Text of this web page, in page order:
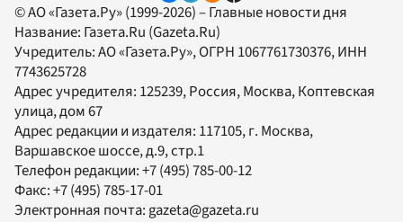
© АО «Газета.Ру» (1999-2026) – Главные новости дня
Название: Газета.Ru (Gazeta.Ru)
Учредитель:АО «Газета.Ру», ОГРН 1067761730376, ИНН
7743625728
Адрес учредителя: 125239, Россия, Москва, Коптевская
улица, дом 67
Адрес редакции и издателя: 117105, г. Москва,
Варшавское шоссе, д.9, стр.1
Телефон редакции:+7 (495) 785-00-12
Факс:+7 (495) 785-17-01
Электронная почта: gazeta@gazeta.ru